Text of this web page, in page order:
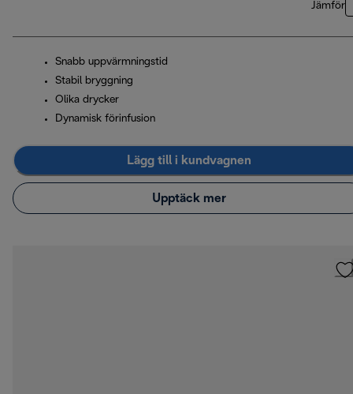
Jämför
Snabb uppvärmningstid
Stabil bryggning
Olika drycker
Dynamisk förinfusion
Lägg till i kundvagnen
Upptäck mer